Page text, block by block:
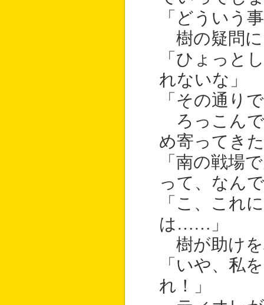
「どういう
樹の疑問に
「ひょっと
れないな」
「その通り
ろっこんで
め寄ってき
「南の戦場
って、なん
「こ、これ
は……」
樹が助けを
「いや、私
れ！」